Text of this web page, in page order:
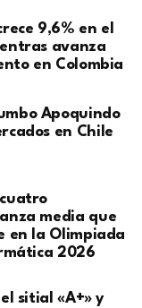
9,6% en el
avanza
en Colombia
Apoquindo
en Chile
media que
en la Olimpiada
2026
sitial «A+» y